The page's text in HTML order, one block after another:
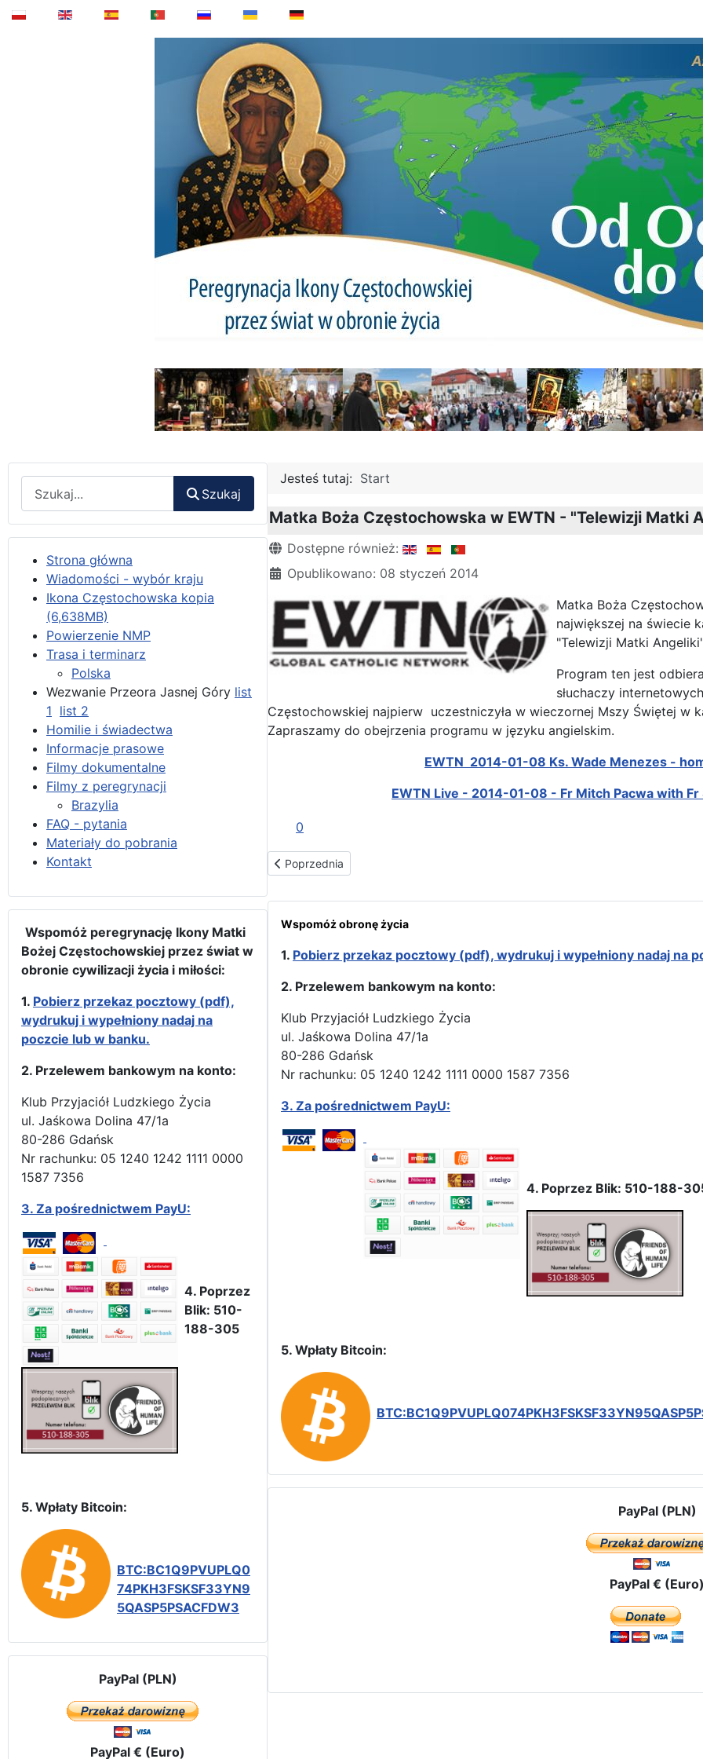
Szukaj
Strona główna
Wiadomości - wybór kraju
Ikona Częstochowska kopia
(6,638MB)
Powierzenie NMP
Trasa i terminarz
Polska
Wezwanie Przeora Jasnej Góry list
1 list 2
Homilie i świadectwa
Informacje prasowe
Filmy dokumentalne
Filmy z peregrynacji
Brazylia
FAQ - pytania
Materiały do pobrania
Kontakt
Wspomóż peregrynację Ikony Matki
Bożej Częstochowskiej przez świat w
obronie cywilizacji życia i miłości:
1. Pobierz przekaz pocztowy (pdf),
wydrukuj i wypełniony nadaj na
poczcie lub w banku.
2. Przelewem bankowym na konto:
Klub Przyjaciół Ludzkiego Życia
ul. Jaśkowa Dolina 47/1a
80-286 Gdańsk
Nr rachunku: 05 1240 1242 1111 0000
1587 7356
3. Za pośrednictwem PayU:
4. Poprzez
Blik: 510-
188-305
5. Wpłaty Bitcoin:
BTC:BC1Q9PVUPLQ0
74PKH3FSKSF33YN9
5QASP5PSACFDW3
PayPal (PLN)
PayPal € (Euro)
Jesteś tutaj: Start
Matka Boża Częstochowska w EWTN - "Telewizji Matki
Szczegóły
Dostępne również:
Opublikowano: 08 styczeń 2014
Matka Boża
największej na świecie
"Telewizji Matki
Program ten jest
słuchaczy
Częstochowskiej najpierw uczestniczyła w wieczornej Mszy Świętej w
Zapraszamy do obejrzenia programu w języku angielskim.
EWTN 2014-01-08 Ks. Wade Menezes -
EWTN Live - 2014-01-08 - Fr Mitch Pacwa with
0
Poprzednia strona: Ikona Częstochowska „Od Oceanu do Oceanu” na Marszu
Poprzednia
Wspomóż obronę życia
1. Pobierz przekaz pocztowy (pdf), wydrukuj i wypełniony nadaj na
2. Przelewem bankowym na konto:
Klub Przyjaciół Ludzkiego Życia
ul. Jaśkowa Dolina 47/1a
80-286 Gdańsk
Nr rachunku: 05 1240 1242 1111 0000 1587 7356
3. Za pośrednictwem PayU:
4. Poprzez Blik: 510-188-
5. Wpłaty Bitcoin:
PayPal (PLN)
PayPal €